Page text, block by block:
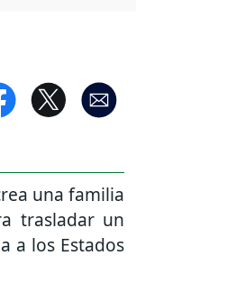
una familia
trasladar un
a los Estados